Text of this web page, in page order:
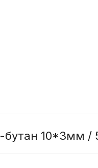
10*3мм /